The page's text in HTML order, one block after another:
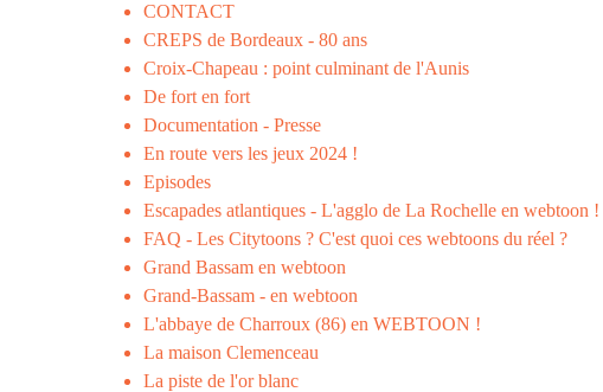
CONTACT
CREPS de Bordeaux - 80 ans
Croix-Chapeau : point culminant de l'Aunis
De fort en fort
Documentation - Presse
En route vers les jeux 2024 !
Episodes
Escapades atlantiques - L'agglo de La Rochelle en webtoon !
FAQ - Les Citytoons ? C'est quoi ces webtoons du réel ?
Grand Bassam en webtoon
Grand-Bassam - en webtoon
L'abbaye de Charroux (86) en WEBTOON !
La maison Clemenceau
La piste de l'or blanc